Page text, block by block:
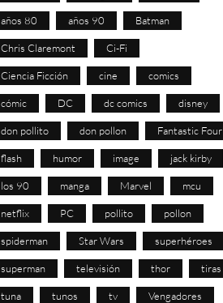
años 80 años 90 Batman
Chris Claremont Ci-Fi
Ciencia Ficción cine comics
cómic DC dc comics disney
don pollito don pollon Fantastic Four
flash humor image jack kirby
los 90 manga Marvel mcu
netflix PC pollito pollon
spiderman Star Wars superhéroes
superman televisión thor tiras
tuna tunos tv Vengadores